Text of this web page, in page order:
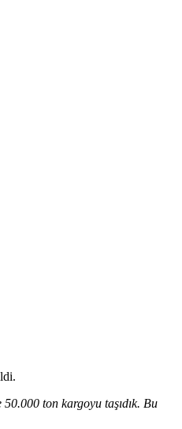
ton kargoyu taşıdık. Bu